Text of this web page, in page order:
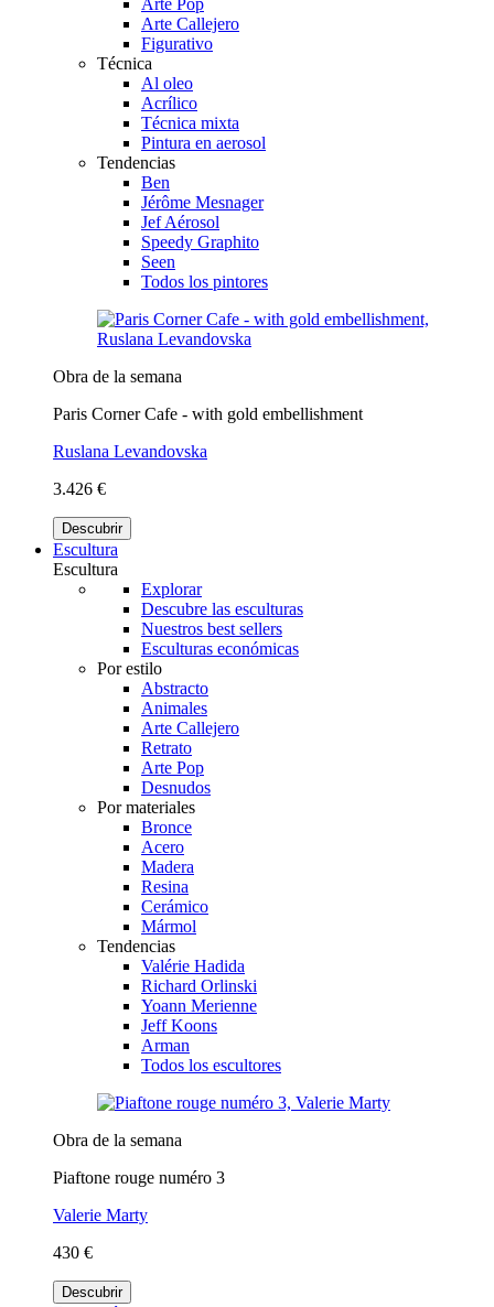
Arte Callejero
Figurativo
Técnica
Al oleo
Acrílico
Técnica mixta
Pintura en aerosol
Tendencias
Ben
Jérôme Mesnager
Jef Aérosol
Speedy Graphito
Seen
Todos los pintores
Obra de la semana
Paris Corner Cafe - with gold embellishment
Ruslana Levandovska
3.426 €
Descubrir
Escultura
Escultura
Explorar
Descubre las esculturas
Nuestros best sellers
Esculturas económicas
Por estilo
Abstracto
Animales
Arte Callejero
Retrato
Arte Pop
Desnudos
Por materiales
Bronce
Acero
Madera
Resina
Cerámico
Mármol
Tendencias
Valérie Hadida
Richard Orlinski
Yoann Merienne
Jeff Koons
Arman
Todos los escultores
Obra de la semana
Piaftone rouge numéro 3
Valerie Marty
430 €
Descubrir